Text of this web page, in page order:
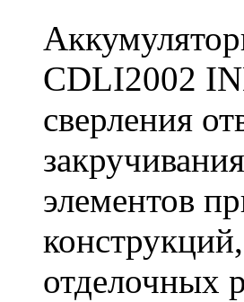
CDLI2002
сверления
элементов
отделочных